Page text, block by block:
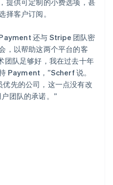
择客户订阅。
还与 Stripe 团队密
，以帮助这两个平台的客
团队足够好，我在过去十年
Payment，”Scherf 说。
先的公司，这一点没有改
团队的承诺。”